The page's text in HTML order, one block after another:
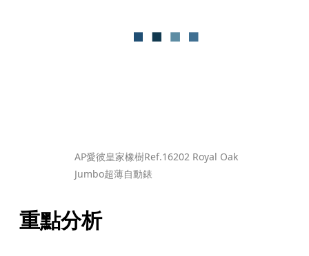
AP愛彼皇家橡樹Ref.16202 Royal Oak
Jumbo超薄自動錶
重點分析